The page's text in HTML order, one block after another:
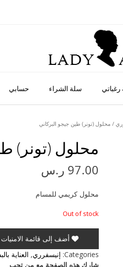
حسابي سلة الشراء رغباتي
/ محلول (تونر) طين جيجو البركاني
محلول (تونر)
97.00 ر.س
محلول كريمي للمسام
Out of stock
أضف إلى قائمة الامنيات
Categories: إنيسفرري, العناية
شارك هذه الصفحة مع من تحب